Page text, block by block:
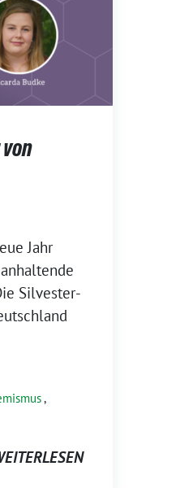
Jahr
Silvester-
,